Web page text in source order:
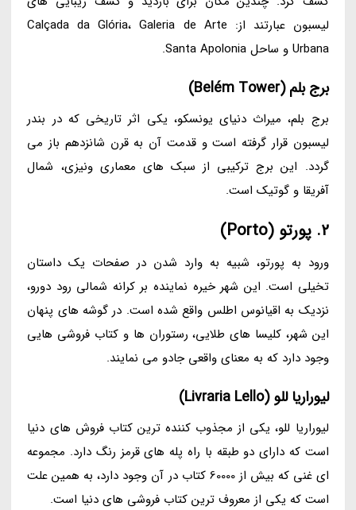
لیسبون عبارتند از: Calçada da Glória، Galeria de Arte
Urbana و ساحل Santa Apolonia.
برج بلم (Belém Tower)
برج بلم، میراث دنیای یونسکو، یکی اثر تاریخی که در بندر
لیسبون قرار گرفته است و قدمت آن به قرن شانزدهم باز می
گردد. این برج ترکیبی از سبک های معماری ونیزی، شمال
آفریقا و گوتیک است.
2. پورتو (Porto)
ورود به پورتو، شبیه به وارد شدن در صفحات یک داستان
تخیلی است. این شهر خیره نماینده بر کرانه شمالی رود دورو،
نزدیک به اقیانوس اطلس واقع شده است. در گوشه های پنهان
این شهر، کلیسا های طلایی، رستوران ها و کتاب فروشی هایی
وجود دارد که به معنای واقعی جادو می نمایند.
لیوراریا للو (Livraria Lello)
لیوراریا للو، یکی از مجذوب کننده ترین کتاب فروش های دنیا
است که دارای دو طبقه با راه پله های قرمز رنگ دارد. مجموعه
ای غنی که بیش از 60000 کتاب در آن وجود دارد، به همین علت
است که یکی از معروف ترین کتاب فروشی های دنیا است.